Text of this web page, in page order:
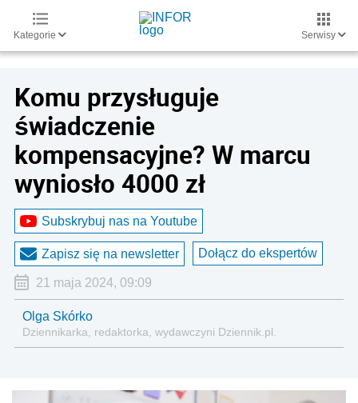
Kategorie Serwisy
Komu przysługuje
świadczenie
kompensacyjne? W marcu
wyniosło 4000 zł
Subskrybuj nas na Youtube
Zapisz się na newsletter Dołącz do ekspertów
21 maja 2024, 09:09
Olga Skórko
Dziennikarka, redaktorka, wydawczyni Dziennik.pl.